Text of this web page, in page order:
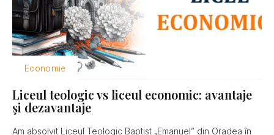
Economie
Liceul teologic vs liceul economic: avantaje
şi dezavantaje
Am absolvit Liceul Teologic Baptist „Emanuel” din Oradea în